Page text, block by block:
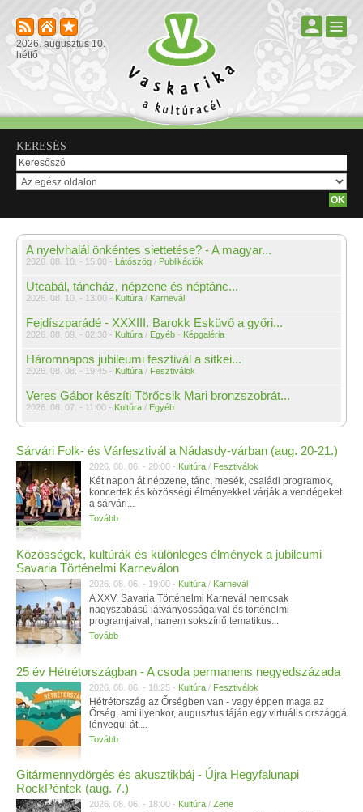
2026. augusztus 10.
hétfő
KERESÉS
A nyelvhalál önkéntes siettetése? - A magyar...
2026. 08. 10. - 15:00 - Látószög / Publikációk
Utcabál, táncház, népzene és néptánc...
2026. 08. 10. - 13:00 - Kultúra / Karnevál
Fejdíszparádé - XXXIII. Barokk Esküvő a győri...
2026. 08. 09. - 02:30 - Kultúra / Egyéb - Képgaléria
Háromnapos jubileumi fesztivál a sitkei...
2026. 08. 08. - 19:45 - Kultúra / Fesztiválok
Veres Gábor készíti Törőcsik Mari bronzszobrát...
2026. 08. 07. - 11:00 - Kultúra / Egyéb
Sárvári Folk- és Várfesztivál a Nádasdy-várban (aug. 20-21.)
2026. 08. 06. - 20:00 - Kultúra / Fesztiválok
Két napon át népzene, tánc, mesék, családi programok,
koncertek és közösségi élményekkel várják a vendégeket
a sárvári...
Tovább
Közösségek, kultúrák és különleges élmények a jubileumi
Savaria Történelmi Karneválon
2026. 08. 06. - 19:00 - Kultúra / Karnevál
A XXV. Savaria Történelmi Karnevál nemcsak
nagyszabású látványosságaival és történelmi
programjaival, hanem sokszínű tematikus...
Tovább
25 év Hétrétországban - A csoda permanens negyedszázada
2026. 08. 06. - 18:25 - Kultúra / Fesztiválok
Hétrétország az Őrségben van - vagy éppen maga az
Őrség, ami ilyenkor, augusztus táján egy virtuális országgá
lényegül át....
Tovább
Gitármennydörgés és akusztikbáj - Újra Hegyfalunapi
RockPéntek (aug. 7.)
2026. 08. 06. - 18:00 - Kultúra / Zene